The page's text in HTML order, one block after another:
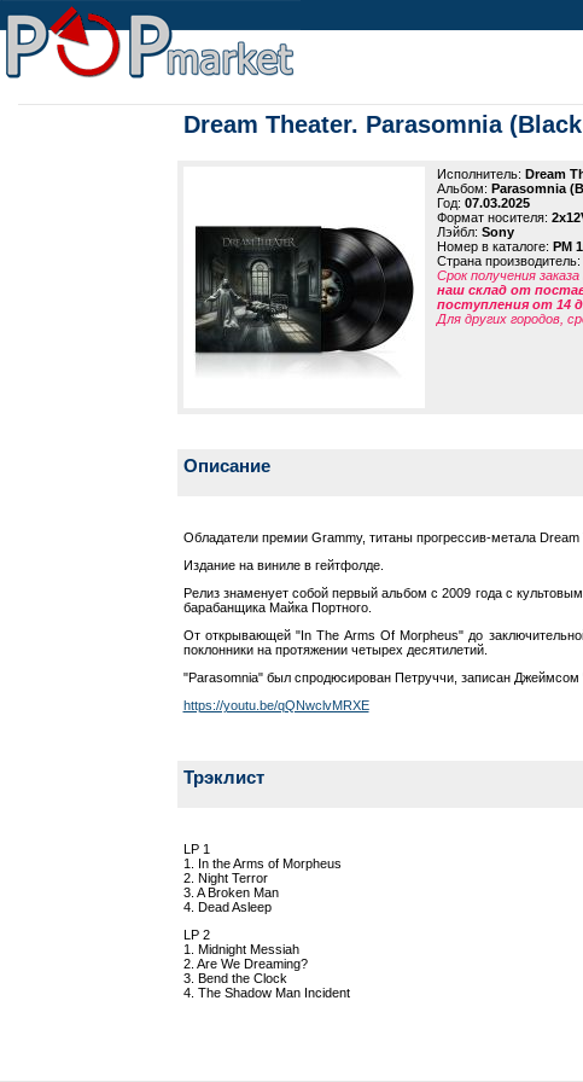
Dream Theater. Parasomnia
Исполнитель: Dream
Альбом: Parasomnia
Год: 07.03.2025
Формат носителя:
Лэйбл: Sony
Номер в каталоге: PM
Страна производитель:
Срок получения
наш склад от
поступления от 14
Для других городов,
Описание
Обладатели премии Grammy, титаны прогрессив-метала
Издание на виниле в гейтфолде.
Релиз знаменует собой первый альбом с 2009 года с
барабанщика Майка Портного.
От открывающей "In The Arms Of Morpheus" до
поклонники на протяжении четырех десятилетий.
"Parasomnia" был спродюсирован Петруччи, записан
https://youtu.be/qQNwclvMRXE
Трэклист
LP 1
1. In the Arms of Morpheus
2. Night Terror
3. A Broken Man
4. Dead Asleep
LP 2
1. Midnight Messiah
2. Are We Dreaming?
3. Bend the Clock
4. The Shadow Man Incident